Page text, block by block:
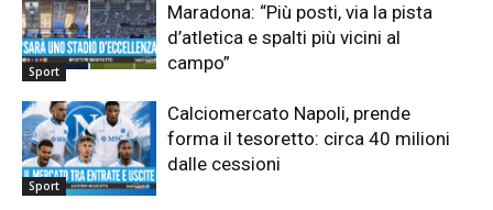
Sport
Maradona: “Più posti, via la pista
d’atletica e spalti più vicini al
campo”
Sport
Calciomercato Napoli, prende
forma il tesoretto: circa 40 milioni
dalle cessioni